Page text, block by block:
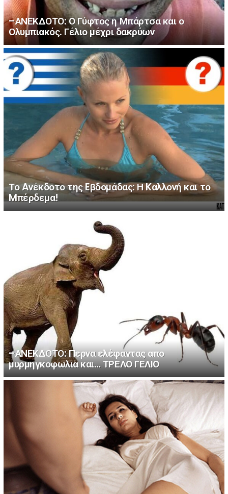
–ΑΝΕΚΔΟΤΟ: Ο Γύφτος η Μπάρτσα και ο
Ολυμπιακός. Γέλιο μέχρι δακρύων
Το Aνέκδοτο της Eβδομάδας: Η Kαλλονή και το
Mπέρδεμα!
–ΑΝΕΚΔΟΤΟ: Περνα ελέφαντας απο
μυρμηγκοφωλια και… ΤΡΕΛΟ ΓΕΛΙΟ